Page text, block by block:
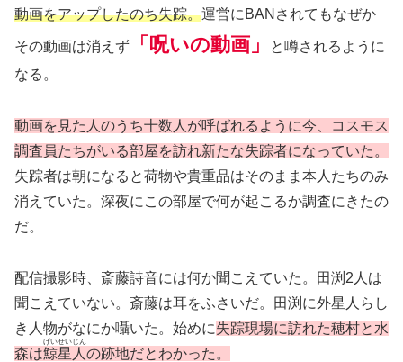
動画をアップしたのち失踪。運営にBANされてもなぜか
その動画は消えず 「呪いの動画」
と噂されるように
なる。
動画を見た人のうち十数人が呼ばれるように今、コスモス
調査員たちがいる部屋を訪れ新たな失踪者になっていた。
失踪者は朝になると荷物や貴重品はそのまま本人たちのみ
消えていた。深夜にこの部屋で何が起こるか調査にきたの
だ。
配信撮影時、斎藤詩音には何か聞こえていた。田渕2人は
聞こえていない。斎藤は耳をふさいだ。田渕に外星人らし
き人物がなにか囁いた。始めに失踪現場に訪れた穂村と水
森は鯨星人
げいせいじん
の跡地だとわかった。